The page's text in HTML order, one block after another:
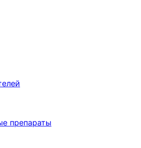
препараты